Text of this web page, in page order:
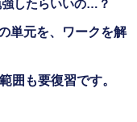
したらいいの…？
単元を、ワークを解
も要復習です。